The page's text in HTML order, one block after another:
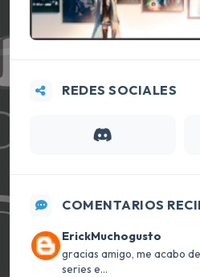
REDES SOCIALES
COMENTARIOS
ErickMuchogusto
gracias amigo, me acabo
series e...